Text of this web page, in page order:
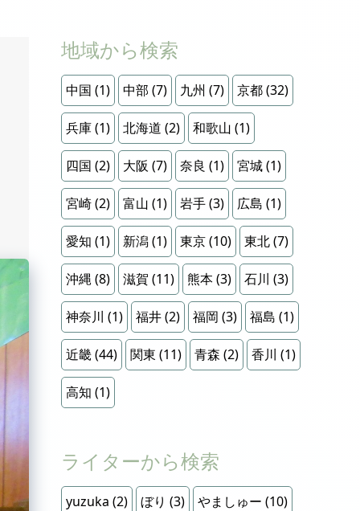
地域から検索
中国 (1) 中部 (7) 九州 (7) 京都(32)
兵庫(1) 北海道 (2) 和歌山 (1)
四国 (2) 大阪 (7) 奈良 (1) 宮城(1)
宮崎(2) 富山 (1) 岩手(3) 広島 (1)
愛知 (1) 新潟(1) 東京(10) 東北(7)
沖縄(8) 滋賀 (11) 熊本(3) 石川 (3)
神奈川 (1) 福井(2) 福岡 (3) 福島 (1)
近畿(44) 関東 (11) 青森 (2) 香川 (1)
高知 (1)
ライターから検索
yuzuka (2) ぼり (3) やましゅー (10)